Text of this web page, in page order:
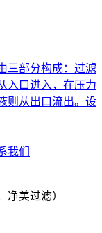
三部分构成：过滤
入口进入，在压力
则从出口流出。设
我们
美过滤）